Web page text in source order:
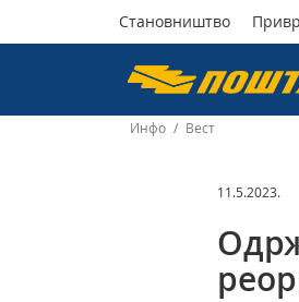
Пошта
Србије
Становништво
Инфо / Вест
11.5.2023.